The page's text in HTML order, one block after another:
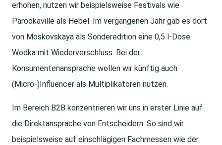
erhöhen, nutzen wir beispielsweise Festivals wie
Parookaville als Hebel. Im vergangenen Jahr gab es dort
von Moskovskaya als Sonderedition eine 0,5 l-Dose
Wodka mit Wiederverschluss. Bei der
Konsumentenansprache wollen wir künftig auch
(Micro-)Influencer als Multiplikatoren nutzen.
Im Bereich B2B konzentrieren wir uns in erster Linie auf
die Direktansprache von Entscheidern: So sind wir
beispielsweise auf einschlägigen Fachmessen wie der